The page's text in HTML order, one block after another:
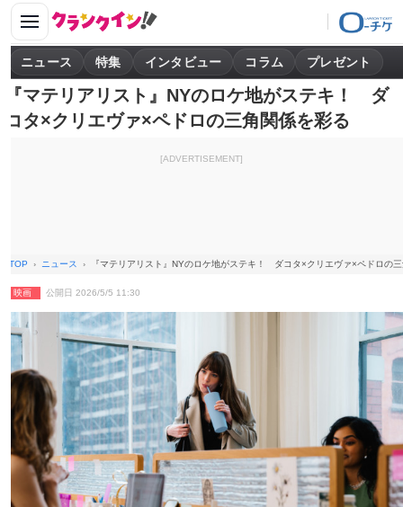
ニュース 特集 インタビュー コラム プレゼント
『マテリアリスト』NYのロケ地がステキ！ ダ
コタ×クリエヴァ×ペドロの三角関係を彩る
[ADVERTISEMENT]
TOP ニュース 『マテリアリスト』NYのロケ地がステキ！ ダコタ×クリエヴァ×ペドロの
映画 公開日 2026/5/5 11:30